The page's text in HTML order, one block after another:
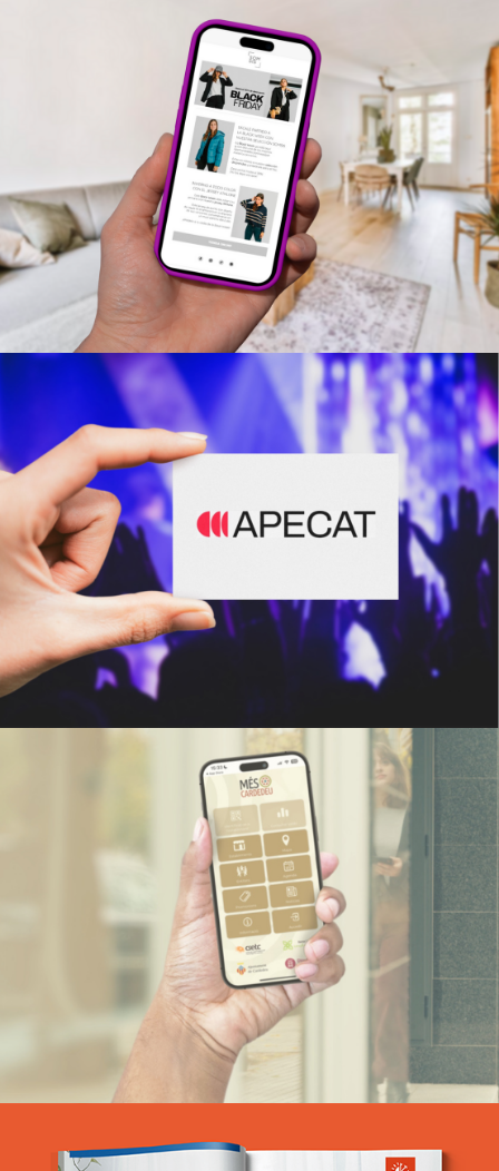
SOMSIS
Estratègia de marketing i branding Estratègia
digital i creació de continguts
APECAT
Estratègia de marketing i branding
Més Cardedeu
Estratègia de marketing i branding